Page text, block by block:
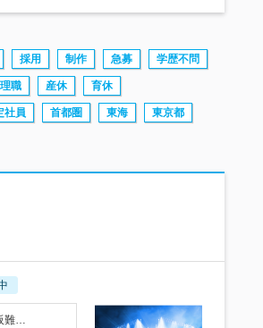
採用 制作 急募 学歴不問
職 産休 育休
社員 首都圏 東海 東京都
難…